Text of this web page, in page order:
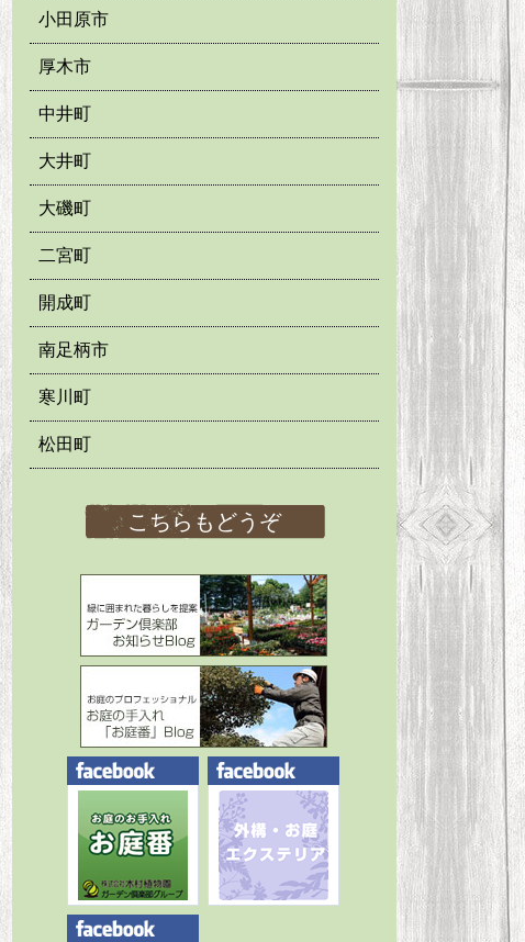
小田原市
厚木市
中井町
大井町
大磯町
二宮町
開成町
南足柄市
寒川町
松田町
こちらもどうぞ